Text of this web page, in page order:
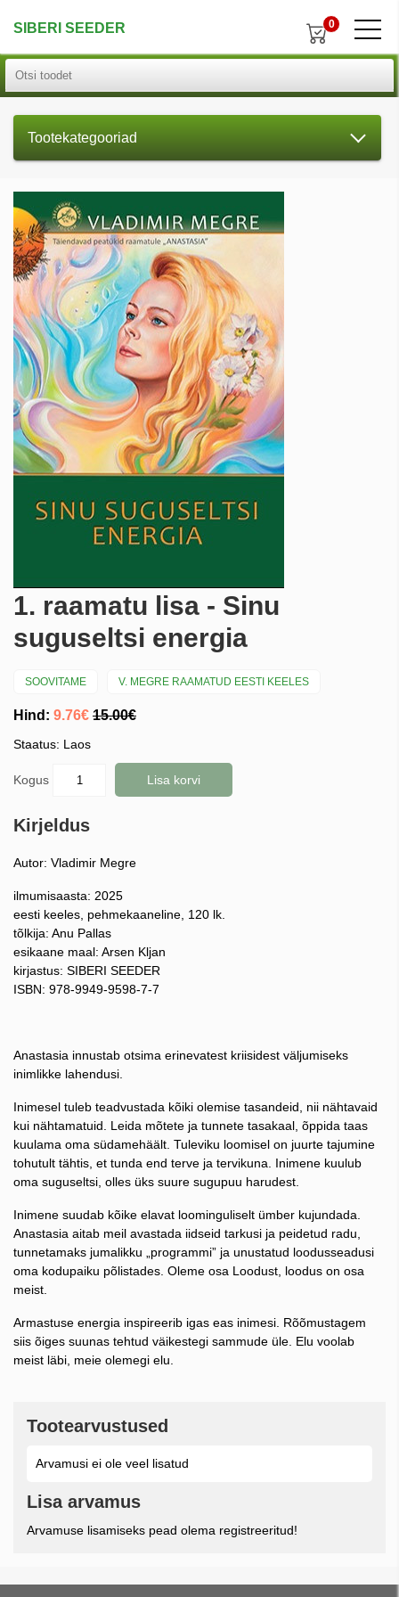
SIBERI SEEDER 0
Tootekategooriad
1. raamatu lisa - Sinu
suguseltsi energia
SOOVITAME V. MEGRE RAAMATUD EESTI KEELES
Hind: 9.76€ 15.00€
Staatus: Laos
Kogus Lisa korvi
Kirjeldus
Autor: Vladimir Megre
ilmumisaasta: 2025
eesti keeles, pehmekaaneline, 120 lk.
tõlkija: Anu Pallas
esikaane maal: Arsen Kljan
kirjastus: SIBERI SEEDER
ISBN: 978-9949-9598-7-7
Anastasia innustab otsima erinevatest kriisidest väljumiseks
inimlikke lahendusi.
Inimesel tuleb teadvustada kõiki olemise tasandeid, nii nähtavaid
kui nähtamatuid. Leida mõtete ja tunnete tasakaal, õppida taas
kuulama oma südamehäält. Tuleviku loomisel on juurte tajumine
tohutult tähtis, et tunda end terve ja tervikuna. Inimene kuulub
oma suguseltsi, olles üks suure sugupuu harudest.
Inimene suudab kõike elavat loominguliselt ümber kujundada.
Anastasia aitab meil avastada iidseid tarkusi ja peidetud radu,
tunnetamaks jumalikku „programmi” ja unustatud loodusseadusi
oma kodupaiku põlistades. Oleme osa Loodust, loodus on osa
meist.
Armastuse energia inspireerib igas eas inimesi. Rõõmustagem
siis õiges suunas tehtud väikestegi sammude üle. Elu voolab
meist läbi, meie olemegi elu.
Tootearvustused
Arvamusi ei ole veel lisatud
Lisa arvamus
Arvamuse lisamiseks pead olema registreeritud!